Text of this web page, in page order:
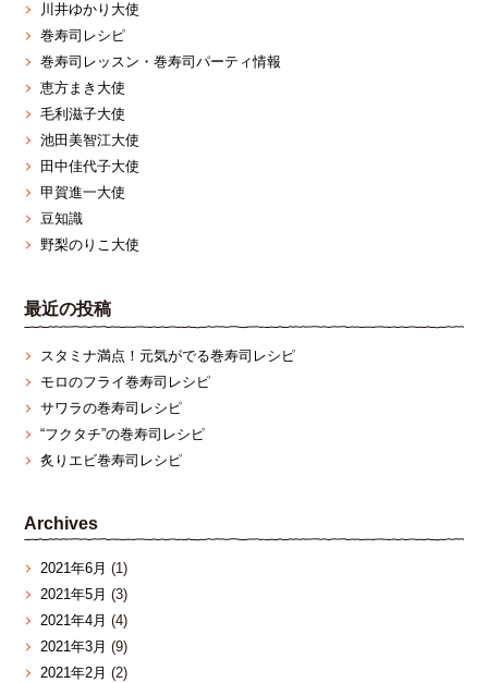
川井ゆかり大使
巻寿司レシピ
巻寿司レッスン・巻寿司パーティ情報
恵方まき大使
毛利滋子大使
池田美智江大使
田中佳代子大使
甲賀進一大使
豆知識
野梨のりこ大使
最近の投稿
スタミナ満点！元気がでる巻寿司レシピ
モロのフライ巻寿司レシピ
サワラの巻寿司レシピ
“フクタチ”の巻寿司レシピ
炙りエビ巻寿司レシピ
Archives
2021年6月 (1)
2021年5月 (3)
2021年4月 (4)
2021年3月 (9)
2021年2月 (2)